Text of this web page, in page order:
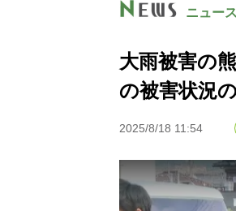
ニュース
大雨被害の
の被害状況
2025/8/18 11:54